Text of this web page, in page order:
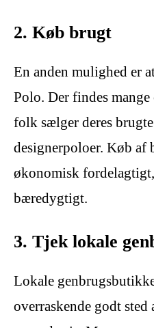
2. Køb brugt
En anden mulighed er
Polo. Der findes
folk sælger deres
designerpoloer. Køb
økonomisk
bæredygtigt.
3. Tjek lokale
Lokale
overraskende godt